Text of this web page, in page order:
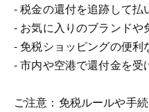
- 税金の還付を追跡して払
- お気に入りのブランドや
- 免税ショッピングの便
- 市内や空港で還付金を
ご注意：免税ルールや手